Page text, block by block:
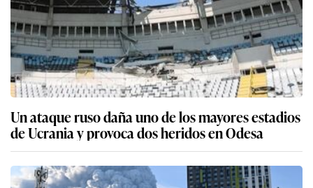
Un ataque ruso daña uno de los mayores estadios
de Ucrania y provoca dos heridos en Odesa